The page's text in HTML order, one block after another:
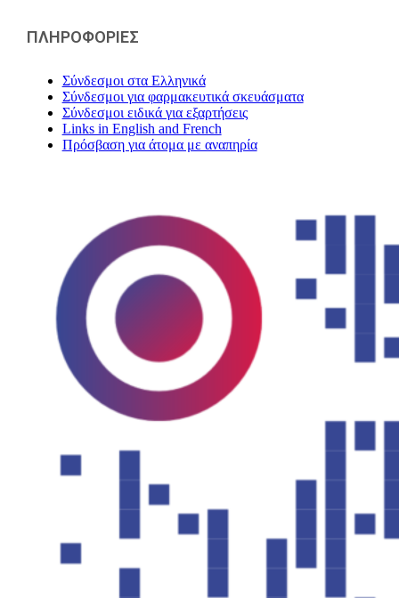
ΠΛΗΡΟΦΟΡΙΕΣ
Σύνδεσμοι στα Ελληνικά
Σύνδεσμοι για φαρμακευτικά σκευάσματα
Σύνδεσμοι ειδικά για εξαρτήσεις
Links in English and French
Πρόσβαση για άτομα με αναπηρία